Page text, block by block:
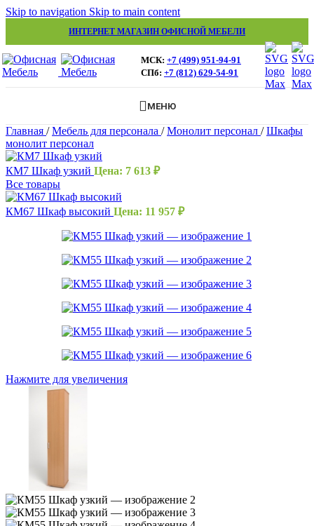
Skip to navigation Skip to main content
ИНТЕРНЕТ МАГАЗИН ОФИСНОЙ МЕБЕЛИ
МСК: +7 (499) 951-94-91
СПб: +7 (812) 629-54-91
МЕНЮ
Главная / Мебель для персонала / Монолит персонал / Шкафы
монолит персонал
КМ7 Шкаф узкий Цена: 7 613 ₽
Все товары
КМ67 Шкаф высокий Цена: 11 957 ₽
Нажмите для увеличения